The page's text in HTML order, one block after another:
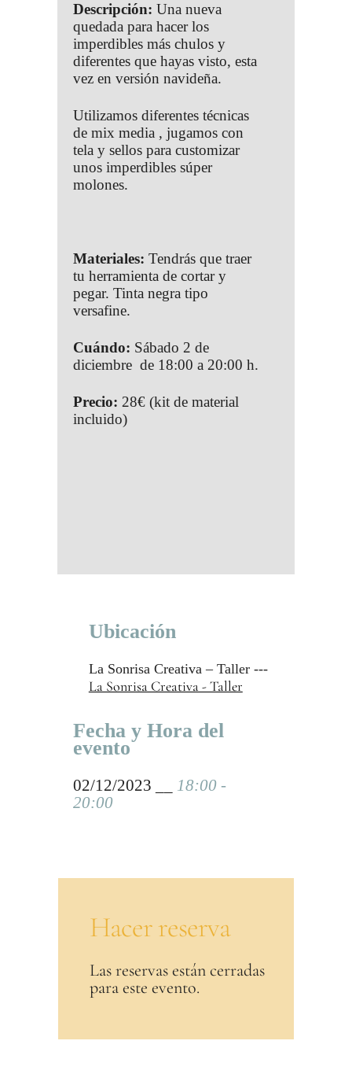
Descripción: Una nueva
quedada para hacer los
imperdibles más chulos y
diferentes que hayas visto, esta
vez en versión navideña.
Utilizamos diferentes técnicas
de mix media , jugamos con
tela y sellos para customizar
unos imperdibles súper
molones.
Materiales: Tendrás que traer
tu herramienta de cortar y
pegar. Tinta negra tipo
versafine.
Cuándo: Sábado 2 de
diciembre de 18:00 a 20:00 h.
Precio: 28€ (kit de material
incluido)
Ubicación
La Sonrisa Creativa – Taller ---
La Sonrisa Creativa - Taller
Fecha y Hora del
evento
02/12/2023 __ 18:00 -
20:00
Hacer reserva
Las reservas están cerradas
para este evento.